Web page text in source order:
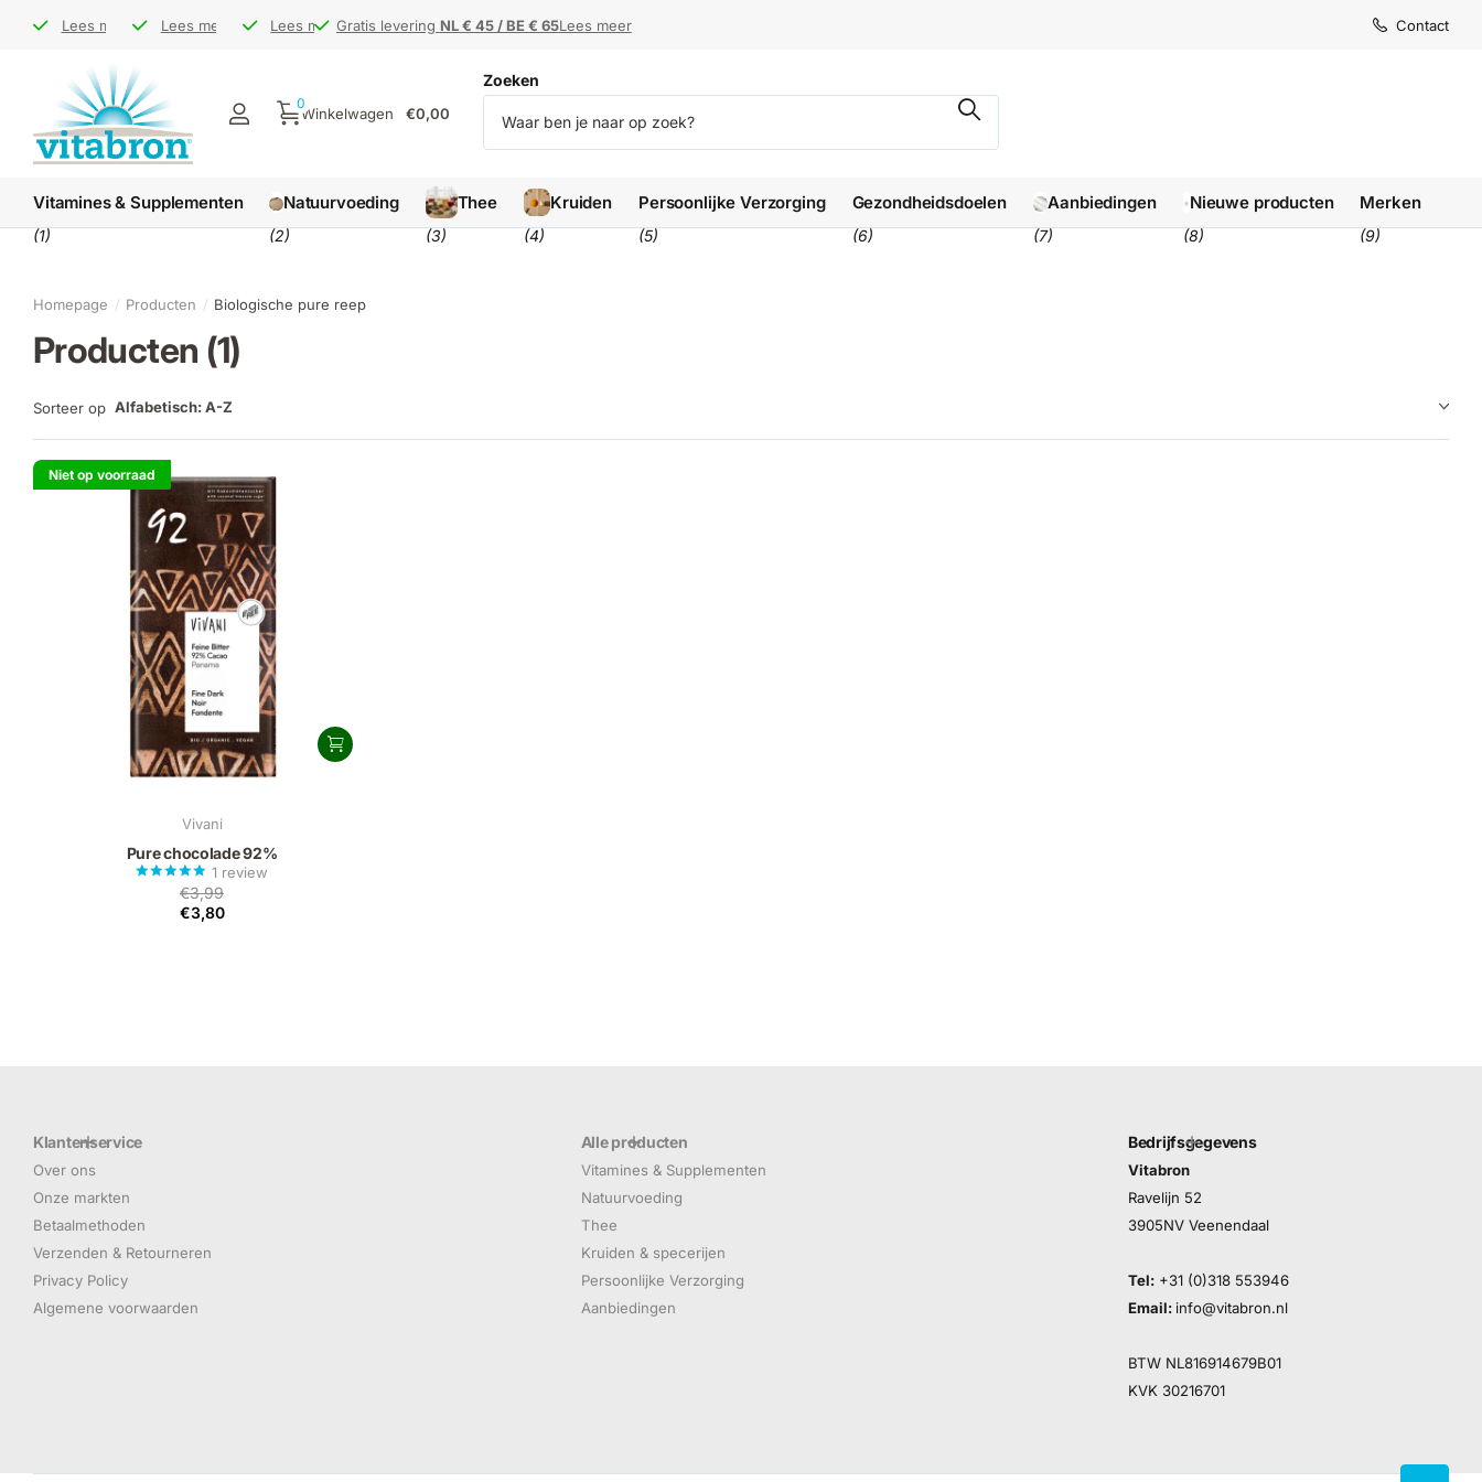
Bezoek ons op demarkt
Lees meer
Bezoek ons op demarkt
Gratis leveringNL € 45 / BE € 65
Lees meer
Gratis leveringNL € 45 / BE € 65
Levertijd1-3 werkdagen
Lees meer
Levertijd1-3 werkdagen
Gratis levering NL € 45 / BE € 65Lees meer
Gratis levering NL € 45 / BE € 65 Levertijd1-3
Levertijd1-3
Contact
Zoeken
Winkelwagen
0
€0,00
Vitamines & Supplementen
(1)
Natuurvoeding
(2)
Thee
(3)
Kruiden
(4)
Persoonlijke Verzorging
(5)
Gezondheidsdoelen
(6)
Aanbiedingen
(7)
Nieuwe producten
(8)
Merken
(9)
Homepage Producten Biologische pure reep
Producten (1)
Sorteer op Alfabetisch: A-Z
Niet op voorraad
Vivani
Pure chocolade 92%
1 review
€3,99
€3,80
Klantenservice
Over ons
Onze markten
Betaalmethoden
Verzenden & Retourneren
Privacy Policy
Algemene voorwaarden
Alle producten
Vitamines & Supplementen
Natuurvoeding
Thee
Kruiden & specerijen
Persoonlijke Verzorging
Aanbiedingen
Bedrijfsgegevens
Vitabron
Ravelijn 52
3905NV Veenendaal
Tel: +31 (0)318 553946
Email: info@vitabron.nl
BTW NL816914679B01
KVK 30216701